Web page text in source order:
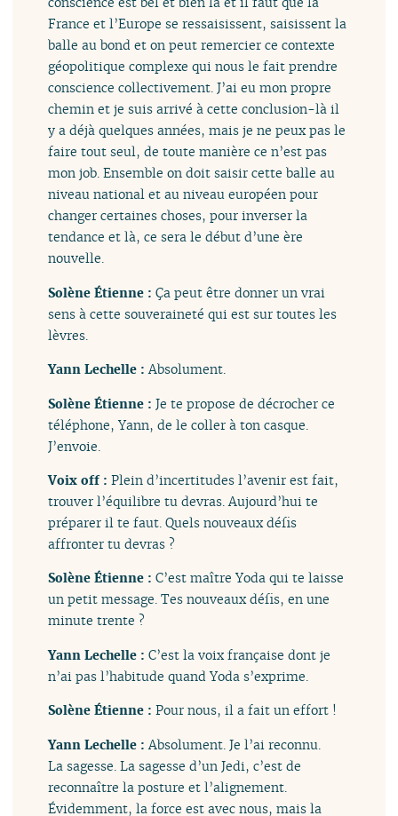
France et l’Europe se ressaisissent, saisissent la
balle au bond et on peut remercier ce contexte
géopolitique complexe qui nous le fait prendre
conscience collectivement. J’ai eu mon propre
chemin et je suis arrivé à cette conclusion-là il
y a déjà quelques années, mais je ne peux pas le
faire tout seul, de toute manière ce n’est pas
mon job. Ensemble on doit saisir cette balle au
niveau national et au niveau européen pour
changer certaines choses, pour inverser la
tendance et là, ce sera le début d’une ère
nouvelle.
Solène Étienne :Ça peut être donner un vrai
sens à cette souveraineté qui est sur toutes les
lèvres.
Yann Lechelle :Absolument.
Solène Étienne :Je te propose de décrocher ce
téléphone, Yann, de le coller à ton casque.
J’envoie.
Voix off :Plein d’incertitudes l’avenir est fait,
trouver l’équilibre tu devras. Aujourd’hui te
préparer il te faut. Quels nouveaux défis
affronter tu devras ?
Solène Étienne :C’est maître Yoda qui te laisse
un petit message. Tes nouveaux défis, en une
minute trente ?
Yann Lechelle :C’est la voix française dont je
n’ai pas l’habitude quand Yoda s’exprime.
Solène Étienne :Pour nous, il a fait un effort !
Yann Lechelle :Absolument. Je l’ai reconnu.
La sagesse. La sagesse d’un Jedi, c’est de
reconnaître la posture et l’alignement.
Évidemment, la force est avec nous, mais la